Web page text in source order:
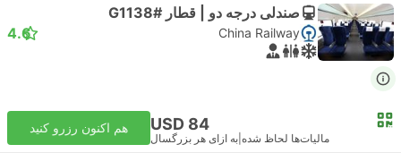
صندلی درجه دو | قطار #G1138
China Railway
4.6
USD 84
مالیات‌ها لحاظ شده به ازای هر بزرگسال
هم اکنون رزرو کنید